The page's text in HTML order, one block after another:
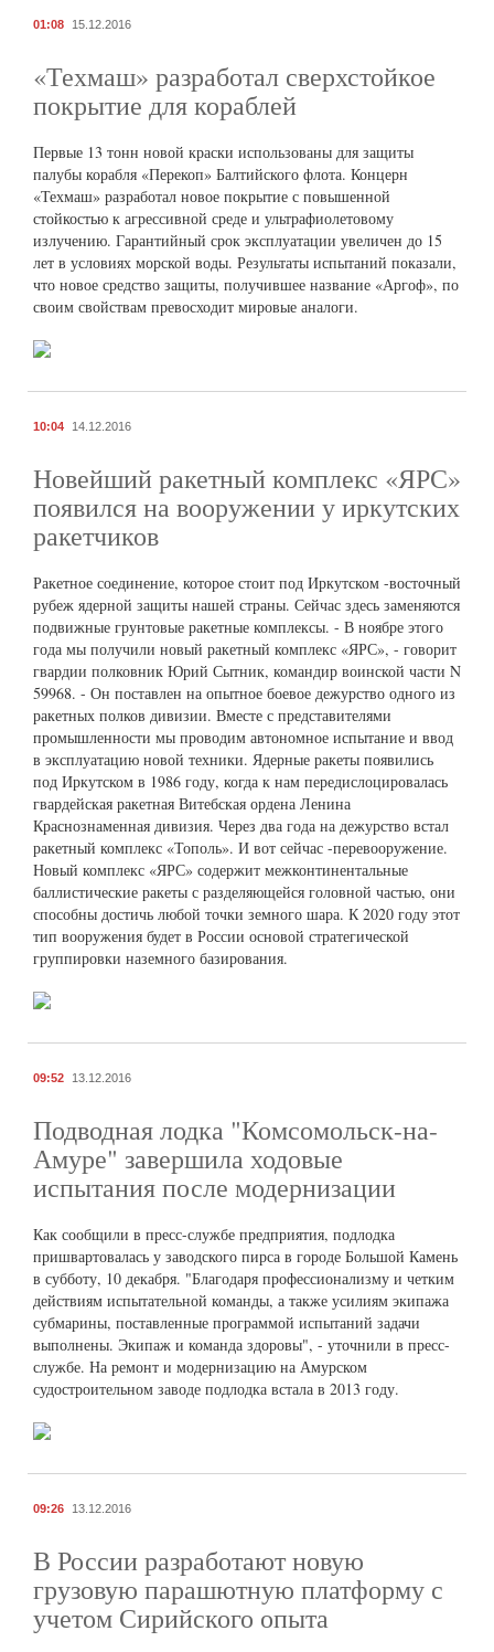
01:08 15.12.2016
«Техмаш» разработал сверхстойкое
покрытие для кораблей
Первые 13 тонн новой краски использованы для защиты
палубы корабля «Перекоп» Балтийского флота. Концерн
«Техмаш» разработал новое покрытие с повышенной
стойкостью к агрессивной среде и ультрафиолетовому
излучению. Гарантийный срок эксплуатации увеличен до 15
лет в условиях морской воды. Результаты испытаний показали,
что новое средство защиты, получившее название «Аргоф», по
своим свойствам превосходит мировые аналоги.
10:04 14.12.2016
Новейший ракетный комплекс «ЯРС»
появился на вооружении у иркутских
ракетчиков
Ракетное соединение, которое стоит под Иркутском -восточный
рубеж ядерной защиты нашей страны. Сейчас здесь заменяются
подвижные грунтовые ракетные комплексы. - В ноябре этого
года мы получили новый ракетный комплекс «ЯРС», - говорит
гвардии полковник Юрий Сытник, командир воинской части N
59968. - Он поставлен на опытное боевое дежурство одного из
ракетных полков дивизии. Вместе с представителями
промышленности мы проводим автономное испытание и ввод
в эксплуатацию новой техники. Ядерные ракеты появились
под Иркутском в 1986 году, когда к нам передислоцировалась
гвардейская ракетная Витебская ордена Ленина
Краснознаменная дивизия. Через два года на дежурство встал
ракетный комплекс «Тополь». И вот сейчас -перевооружение.
Новый комплекс «ЯРС» содержит межконтинентальные
баллистические ракеты с разделяющейся головной частью, они
способны достичь любой точки земного шара. К 2020 году этот
тип вооружения будет в России основой стратегической
группировки наземного базирования.
09:52 13.12.2016
Подводная лодка "Комсомольск-на-
Амуре" завершила ходовые
испытания после модернизации
Как сообщили в пресс-службе предприятия, подлодка
пришвартовалась у заводского пирса в городе Большой Камень
в субботу, 10 декабря. "Благодаря профессионализму и четким
действиям испытательной команды, а также усилиям экипажа
субмарины, поставленные программой испытаний задачи
выполнены. Экипаж и команда здоровы", - уточнили в пресс-
службе. На ремонт и модернизацию на Амурском
судостроительном заводе подлодка встала в 2013 году.
09:26 13.12.2016
В России разработают новую
грузовую парашютную платформу с
учетом Сирийского опыта